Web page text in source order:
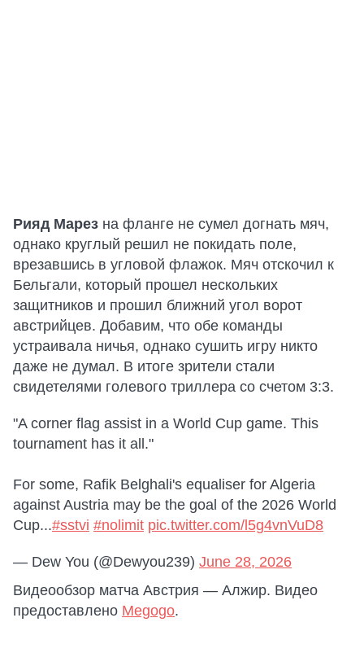
Рияд Марез на фланге не сумел догнать мяч,
однако круглый решил не покидать поле,
врезавшись в угловой флажок. Мяч отскочил к
Бельгали, который прошел нескольких
защитников и прошил ближний угол ворот
австрийцев. Добавим, что обе команды
устраивала ничья, однако сушить игру никто
даже не думал. В итоге зрители стали
свидетелями голевого триллера со счетом 3:3.
"A corner flag assist in a World Cup game. This
tournament has it all."
For some, Rafik Belghali's equaliser for Algeria
against Austria may be the goal of the 2026 World
Cup...#sstvi #nolimit pic.twitter.com/l5g4vnVuD8
— Dew You (@Dewyou239) June 28, 2026
Видеообзор матча Австрия — Алжир. Видео
предоставлено Megogo.